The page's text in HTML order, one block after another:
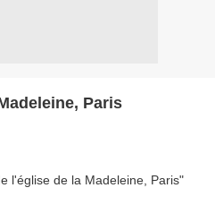
Paris